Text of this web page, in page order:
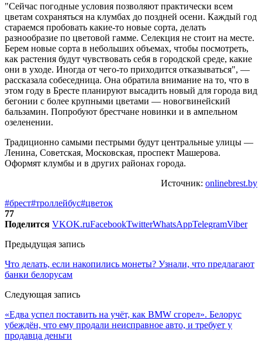
"Сейчас погодные условия позволяют практически всем
цветам сохраняться на клумбах до поздней осени. Каждый год
стараемся пробовать какие-то новые сорта, делать
разнообразие по цветовой гамме. Селекция не стоит на месте.
Берем новые сорта в небольших объемах, чтобы посмотреть,
как растения будут чувствовать себя в городской среде, какие
они в уходе. Иногда от чего-то приходится отказываться", —
рассказала собеседница. Она обратила внимание на то, что в
этом году в Бресте планируют высадить новый для города вид
бегонии с более крупными цветами — новогвинейский
бальзамин. Попробуют брестчане новинки и в ампельном
озеленении.
Традиционно самыми пестрыми будут центральные улицы —
Ленина, Советская, Московская, проспект Машерова.
Оформят клумбы и в других районах города.
Источник: onlinebrest.by
#брест#троллейбус#цветок
77
Поделится VKOK.ruFacebookTwitterWhatsAppTelegramViber
Предыдущая запись
Что делать, если накопились монеты? Узнали, что предлагают
банки белорусам
Следующая запись
«Едва успел поставить на учёт, как BMW сгорел». Белорус
убеждён, что ему продали неисправное авто, и требует у
продавца деньги